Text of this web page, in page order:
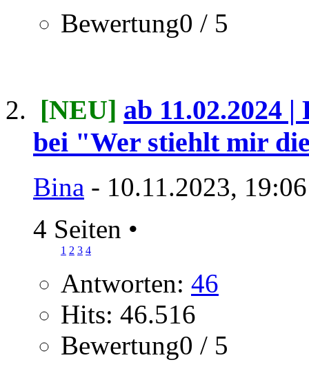
Bewertung0 / 5
[NEU] ab 11.02.2024
bei "Wer stiehlt mir
Bina - 10.11.2023,
4 Seiten •
1 2 3 4
Antworten: 46
Hits: 46.516
Bewertung0 / 5